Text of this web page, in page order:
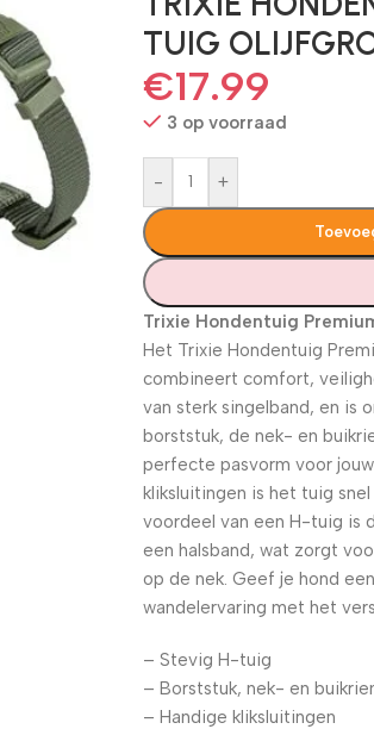
TUIG
€17.99
3 op voorraad
- +
Trixie Hondentuig
Het Trixie Hondentuig
combineert comfort,
van sterk singelband, en is
borststuk, de nek- en
perfecte pasvorm voor
kliksluitingen is het tuig
voordeel van een H-tuig is
een halsband, wat zorgt
op de nek. Geef je hond
wandelervaring met het
– Stevig H-tuig
– Borststuk, nek- en
– Handige kliksluitingen